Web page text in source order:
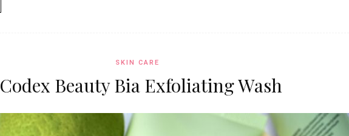
SKIN CARE
Codex Beauty Bia Exfoliating Wash